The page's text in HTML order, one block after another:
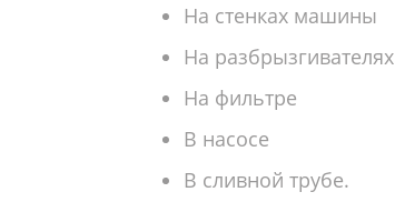
На стенках машины
На разбрызгивателях
На фильтре
В насосе
В сливной трубе.